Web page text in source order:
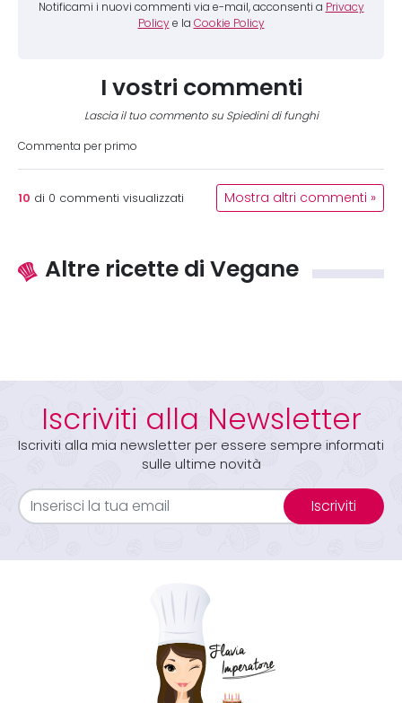
Notificami i nuovi commenti via e-mail, acconsenti a Privacy
Policy e la Cookie Policy
I vostri commenti
Lascia il tuo commento su Spiedini di funghi
Commenta per primo
10 di 0 commenti visualizzati Mostra altri commenti »
Altre ricette di Vegane
Iscriviti alla Newsletter
Iscriviti alla mia newsletter per essere sempre informati
sulle ultime novità
Iscriviti